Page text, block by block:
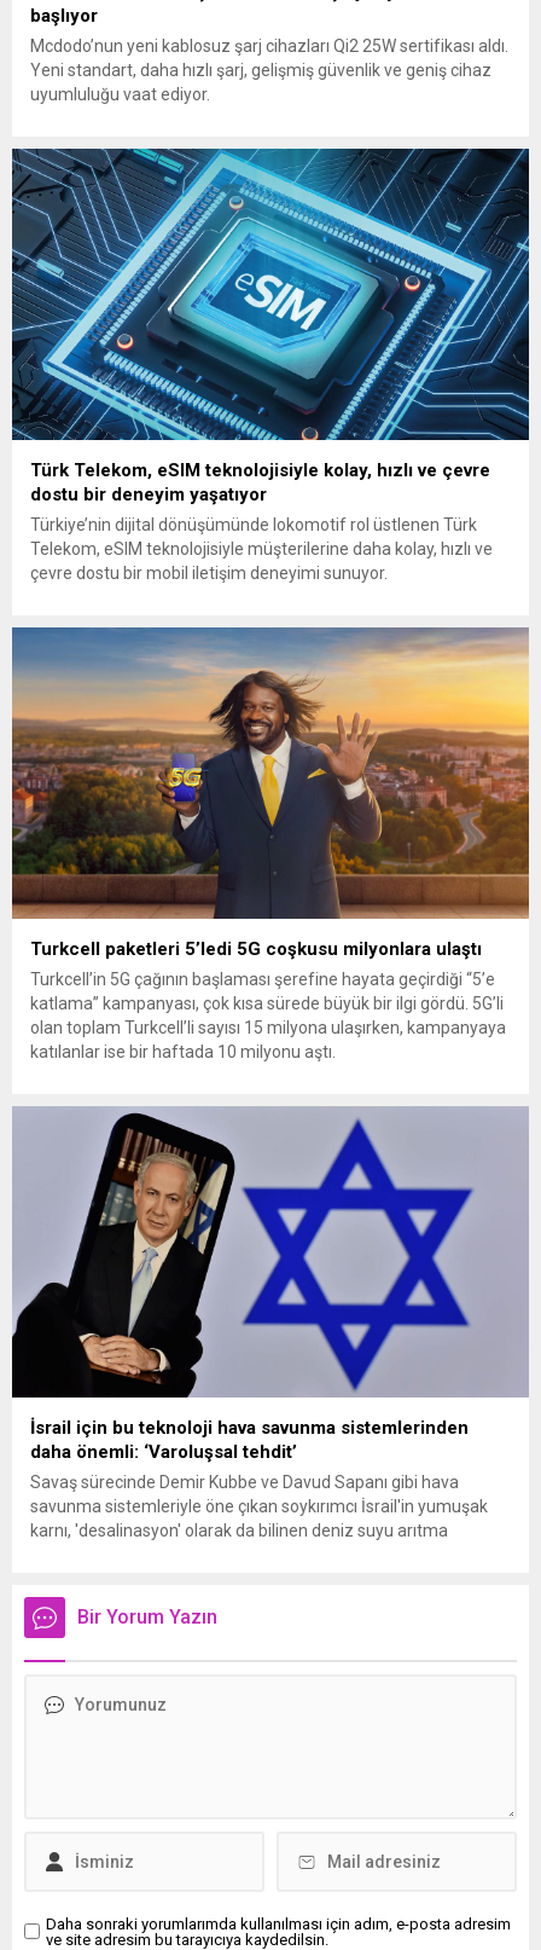
başlıyor
Mcdodo’nun yeni kablosuz şarj cihazları Qi2 25W sertifikası aldı.
Yeni standart, daha hızlı şarj, gelişmiş güvenlik ve geniş cihaz
uyumluluğu vaat ediyor.
Türk Telekom, eSIM teknolojisiyle kolay, hızlı ve çevre
dostu bir deneyim yaşatıyor
Türkiye’nin dijital dönüşümünde lokomotif rol üstlenen Türk
Telekom, eSIM teknolojisiyle müşterilerine daha kolay, hızlı ve
çevre dostu bir mobil iletişim deneyimi sunuyor.
Turkcell paketleri 5’ledi 5G coşkusu milyonlara ulaştı
Turkcell’in 5G çağının başlaması şerefine hayata geçirdiği “5’e
katlama” kampanyası, çok kısa sürede büyük bir ilgi gördü. 5G’li
olan toplam Turkcell’li sayısı 15 milyona ulaşırken, kampanyaya
katılanlar ise bir haftada 10 milyonu aştı.
İsrail için bu teknoloji hava savunma sistemlerinden
daha önemli: ‘Varoluşsal tehdit’
Savaş sürecinde Demir Kubbe ve Davud Sapanı gibi hava
savunma sistemleriyle öne çıkan soykırımcı İsrail'in yumuşak
karnı, 'desalinasyon' olarak da bilinen deniz suyu arıtma
Bir Yorum Yazın
Daha sonraki yorumlarımda kullanılması için adım, e-posta adresim
ve site adresim bu tarayıcıya kaydedilsin.